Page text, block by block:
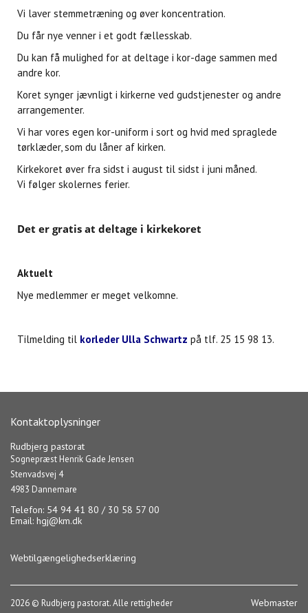
Vi laver stemmetræning og øver koncentration.
Du får nye venner i et godt fællesskab.
Du kan få mulighed for at deltage i kor-dage sammen med
andre kor.
Koret synger jævnligt i kirkerne ved gudstjenester og andre
arrangementer.
Vi har vores egen kor-uniform i sort og hvid med spraglede
tørklæder, som du låner af kirken.
Kirkekoret øver fra sidst i august til sidst i juni måned.
Vi følger skolernes ferier.
Det er gratis at deltage i kirkekoret
Aktuelt
Nye medlemmer er meget velkomne.
Tilmelding til korleder Ulla Schwartz på tlf. 25 15 98 13.
Kontaktoplysninger
Rudbjerg pastorat
Sognepræst Henrik Gade Jensen
Stenvadsvej 4
4983 Dannemare
Telefon: 54 94 41 80 / 30 58 57 00
Email: hgj@km.dk
Webtilgængelighedserklæring
2026 © Rudbjerg pastorat. Alle rettigheder
Webmaster